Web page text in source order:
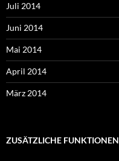
Juli 2014
Juni 2014
Mai 2014
April 2014
März 2014
ZUSÄTZLICHE FUNKTIONEN